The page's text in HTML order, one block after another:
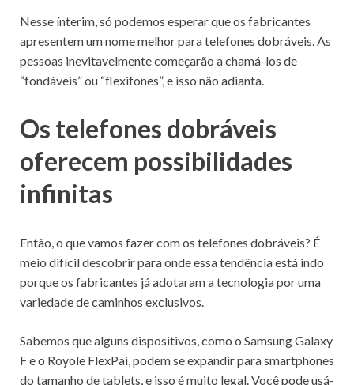
Nesse ínterim, só podemos esperar que os fabricantes
apresentem um nome melhor para telefones dobráveis. As
pessoas inevitavelmente começarão a chamá-los de
“fondáveis” ou “flexifones”, e isso não adianta.
Os telefones dobráveis ​​
oferecem possibilidades
infinitas
Então, o que vamos fazer com os telefones dobráveis? É
meio difícil descobrir para onde essa tendência está indo
porque os fabricantes já adotaram a tecnologia por uma
variedade de caminhos exclusivos.
Sabemos que alguns dispositivos, como o Samsung Galaxy
F e o Royole FlexPai, podem se expandir para smartphones
do tamanho de tablets, e isso é muito legal.Você pode usá-